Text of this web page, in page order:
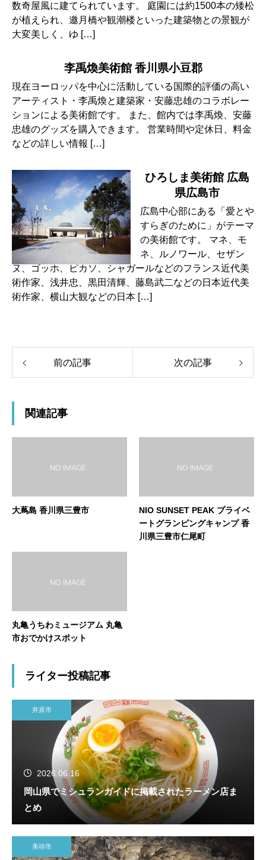
数奇屋風に建てられています。 庭園には約1500本の矮松
が植えられ、邀月橋や観潮楼といった建築物との景観が
大変美しく、ゆ […]
李禹煥美術館 香川県小豆郡
現在ヨーロッパを中心に活動している国際的評価の高い
アーティスト・李禹煥と建築家・安藤忠雄のコラボレー
ションによる美術館です。 また、館内では李禹煥、安藤
忠雄のグッズを購入できます。 営業時間や定休日、料金
などの詳しい情報 […]
ひろしま美術館 広島
県広島市
広島中心部にある「愛とや
すらぎのために」がテーマ
の美術館です。 マネ、モ
ネ、ルノワール、セザン
ヌ、ゴッホ、ピカソ、シャガールなどのフランス近代美
術作家、浅井忠、黒田清輝、藤島武二などの日本近代美
術作家、横山大観などの日本 […]
前の記事 次の記事
関連記事
大蔦島 香川県三豊市
NIO SUNSET PEAK プライベ
ートグランピングキャンプ 香
川県三豊市仁尾町
丸亀うちわミュージアム 丸亀
市おでかけスポット
ライター投稿記事
井原市
2026.06.16
岡山県でミシュランガイドに掲載されたラーメン店ま
とめ
美祢市